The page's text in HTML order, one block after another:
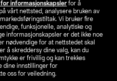
informasjonskapsler for å
vårt nettsted, analysere bruken av
Vi bruker fire
funksjonelle, analytiske og
informasjonskapsler er det ikke noe
nødvendige for at nettstedet skal
å skreddersy dine valg, kan du
er frivillig og kan trekkes
dine innstillinger for
oss for veiledning.
NO FI